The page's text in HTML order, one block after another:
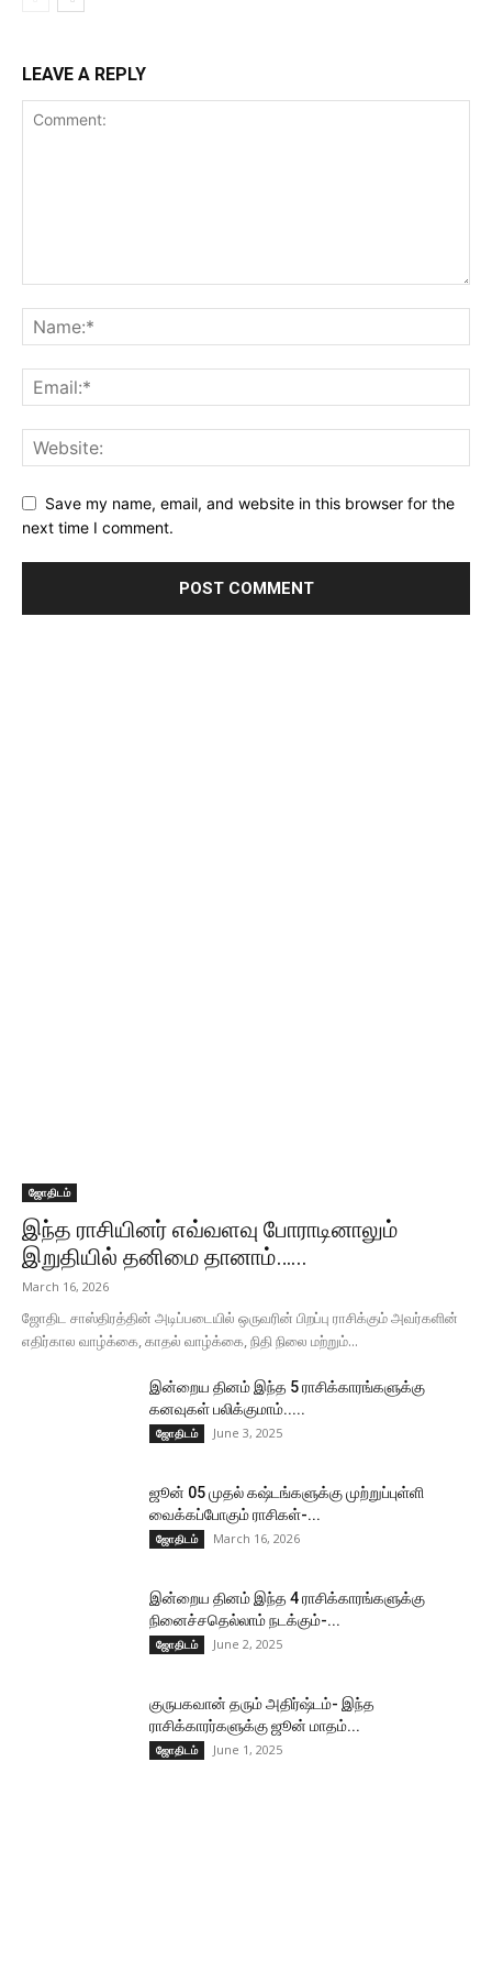
LEAVE A REPLY
Save my name, email, and website in this browser for the
next time I comment.
ஜோதிடம்
இந்த ராசியினர் எவ்வளவு போராடினாலும்
இறுதியில் தனிமை தானாம்…...
March 16, 2026
ஜோதிட சாஸ்திரத்தின் அடிப்படையில் ஒருவரின் பிறப்பு ராசிக்கும் அவர்களின்
எதிர்கால வாழ்க்கை, காதல் வாழ்க்கை, நிதி நிலை மற்றும்...
இன்றைய தினம் இந்த 5 ராசிக்காரங்களுக்கு
கனவுகள் பலிக்குமாம்.....
ஜோதிடம் June 3, 2025
ஜூன் 05 முதல் கஷ்டங்களுக்கு முற்றுப்புள்ளி
வைக்கப்போகும் ராசிகள்-...
ஜோதிடம் March 16, 2026
இன்றைய தினம் இந்த 4 ராசிக்காரங்களுக்கு
நினைச்சதெல்லாம் நடக்கும்-...
ஜோதிடம் June 2, 2025
குருபகவான் தரும் அதிர்ஷ்டம்- இந்த
ராசிக்காரர்களுக்கு ஜூன் மாதம்...
ஜோதிடம் June 1, 2025